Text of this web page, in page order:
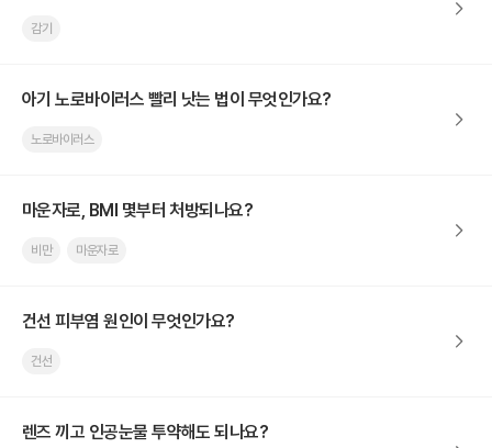
감기
아기 노로바이러스 빨리 낫는 법이 무엇인가요?
노로바이러스
마운자로, BMI 몇부터 처방되나요?
비만 마운자로
건선 피부염 원인이 무엇인가요?
건선
렌즈 끼고 인공눈물 투약해도 되나요?